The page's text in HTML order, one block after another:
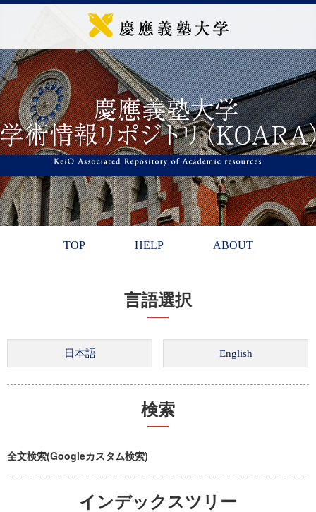
TOP HELP ABOUT
言語選択
検索
全文検索(Googleカスタム検索)
インデックスツリー